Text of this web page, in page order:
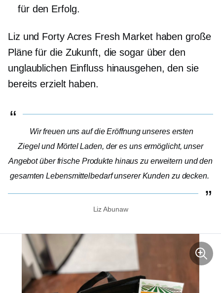
für den Erfolg.
Liz und Forty Acres Fresh Market haben große
Pläne für die Zukunft, die sogar über den
unglaublichen Einfluss hinausgehen, den sie
bereits erzielt haben.
Wir freuen uns auf die Eröffnung unseres ersten
Ziegel und MörtelLaden, der es uns ermöglicht, unser
Angebot über frische Produkte hinaus zu erweitern und den
gesamten Lebensmittelbedarf unserer Kunden zu decken.
Liz Abunaw